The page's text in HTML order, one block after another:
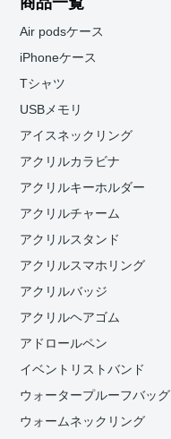
Air podsケース
iPhoneケース
Tシャツ
USBメモリ
アイスネックリング
アクリルカラビナ
アクリルキーホルダー
アクリルチャーム
アクリルスタンド
アクリルスマホリング
アクリルバッジ
アクリルヘアゴム
アドロールペン
イベントリストバンド
ウォータープルーフバッグ
ウォームネックリング